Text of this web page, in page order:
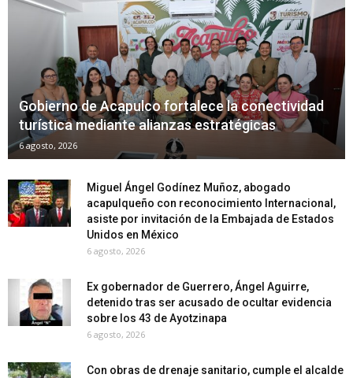
Gobierno de Acapulco fortalece la conectividad
turística mediante alianzas estratégicas
6 agosto, 2026
Miguel Ángel Godínez Muñoz, abogado
acapulqueño con reconocimiento Internacional,
asiste por invitación de la Embajada de Estados
Unidos en México
6 agosto, 2026
Ex gobernador de Guerrero, Ángel Aguirre,
detenido tras ser acusado de ocultar evidencia
sobre los 43 de Ayotzinapa
6 agosto, 2026
Con obras de drenaje sanitario, cumple el alcalde